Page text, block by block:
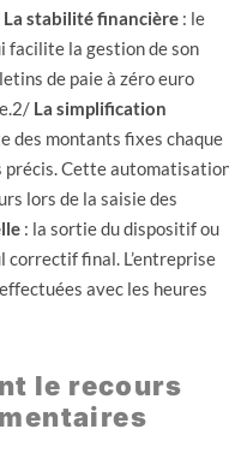
La stabilité financière : le
facilite la gestion de son
de paie à zéro euro
La simplification
des montants fixes chaque
précis. Cette
lors de la saisie des
: la sortie du dispositif ou
correctif final. L’entreprise
avec les heures
le recours